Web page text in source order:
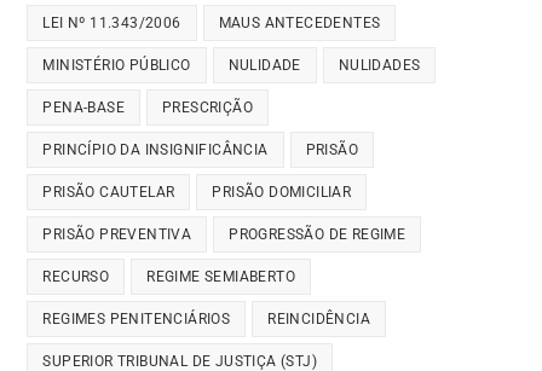
LEI Nº 11.343/2006 MAUS ANTECEDENTES
MINISTÉRIO PÚBLICO NULIDADE NULIDADES
PENA-BASE PRESCRIÇÃO
PRINCÍPIO DA INSIGNIFICÂNCIA PRISÃO
PRISÃO CAUTELAR PRISÃO DOMICILIAR
PRISÃO PREVENTIVA PROGRESSÃO DE REGIME
RECURSO REGIME SEMIABERTO
REGIMES PENITENCIÁRIOS REINCIDÊNCIA
SUPERIOR TRIBUNAL DE JUSTIÇA (STJ)